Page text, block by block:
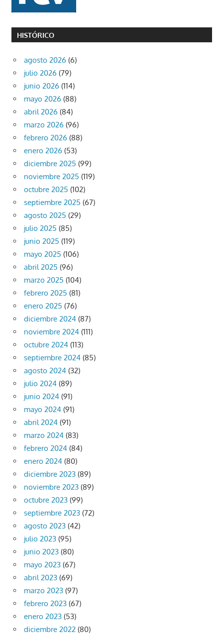
HISTÓRICO
agosto 2026 (6)
julio 2026 (79)
junio 2026 (114)
mayo 2026 (88)
abril 2026 (84)
marzo 2026 (96)
febrero 2026 (88)
enero 2026 (53)
diciembre 2025 (99)
noviembre 2025 (119)
octubre 2025 (102)
septiembre 2025 (67)
agosto 2025 (29)
julio 2025 (85)
junio 2025 (119)
mayo 2025 (106)
abril 2025 (96)
marzo 2025 (104)
febrero 2025 (81)
enero 2025 (76)
diciembre 2024 (87)
noviembre 2024 (111)
octubre 2024 (113)
septiembre 2024 (85)
agosto 2024 (32)
julio 2024 (89)
junio 2024 (91)
mayo 2024 (91)
abril 2024 (91)
marzo 2024 (83)
febrero 2024 (84)
enero 2024 (80)
diciembre 2023 (89)
noviembre 2023 (89)
octubre 2023 (99)
septiembre 2023 (72)
agosto 2023 (42)
julio 2023 (95)
junio 2023 (80)
mayo 2023 (67)
abril 2023 (69)
marzo 2023 (97)
febrero 2023 (67)
enero 2023 (53)
diciembre 2022 (80)